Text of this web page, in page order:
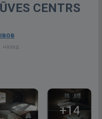
CENTRS
назад
+14